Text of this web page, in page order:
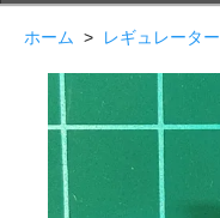
ホーム > レギュレーター